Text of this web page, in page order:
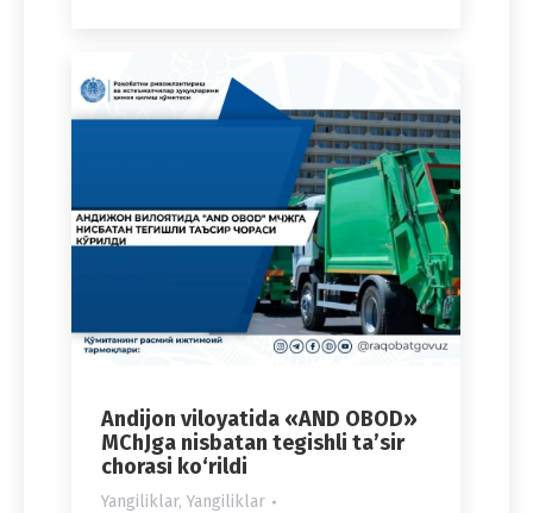
Andijon viloyatida «AND OBOD»
MChJga nisbatan tegishli ta’sir
chorasi ko‘rildi
Yangiliklar, Yangiliklar